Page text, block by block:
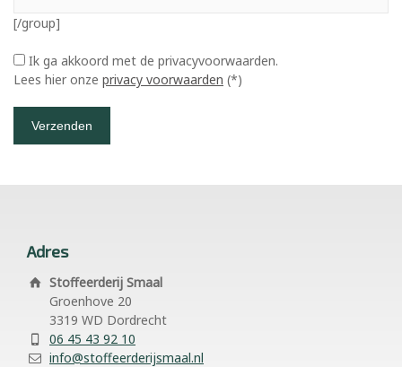
[/group]
Ik ga akkoord met de privacyvoorwaarden.
Lees hier onze privacy voorwaarden (*)
Adres
Stoffeerderij Smaal
Groenhove 20
3319 WD Dordrecht
06 45 43 92 10
info@stoffeerderijsmaal.nl